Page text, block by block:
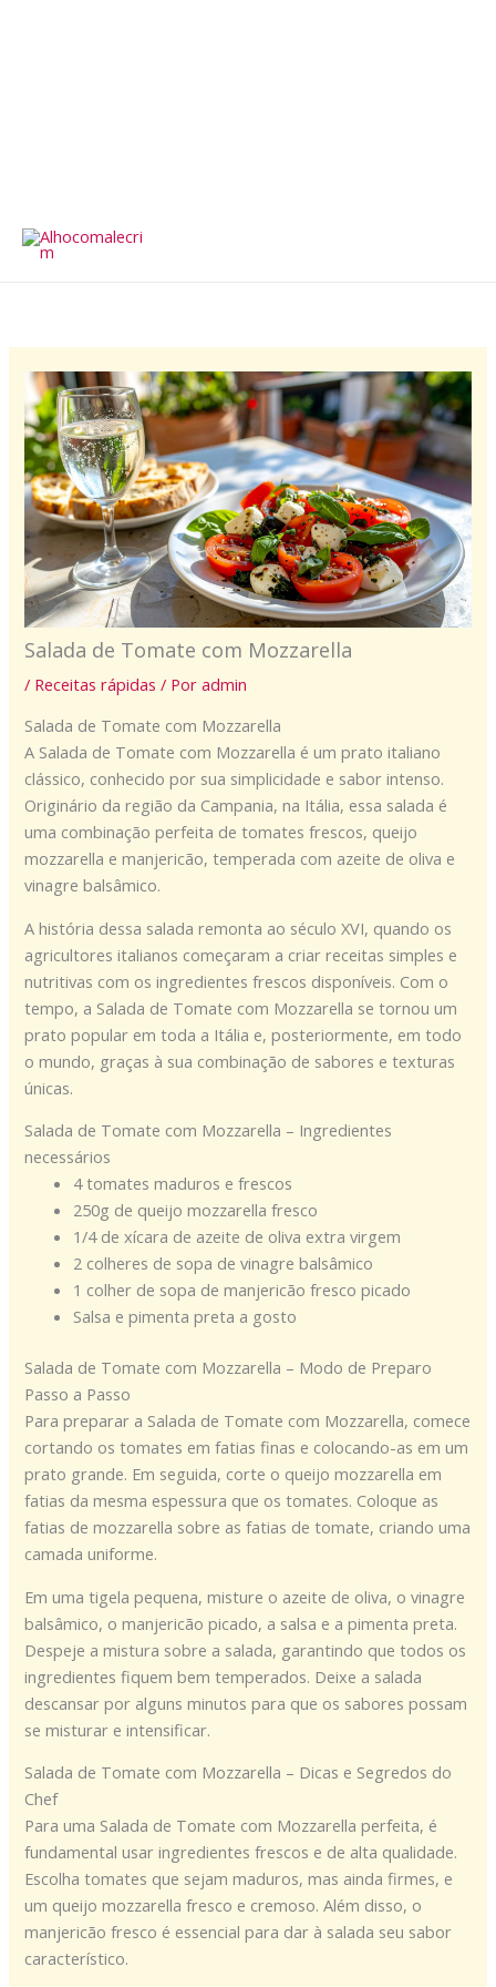
Salada de Tomate com Mozzarella
/ Receitas rápidas / Poradmin
Salada de Tomate com Mozzarella
A Salada de Tomate com Mozzarella é um prato italiano
clássico, conhecido por sua simplicidade e sabor intenso.
Originário da região da Campania, na Itália, essa salada é
uma combinação perfeita de tomates frescos, queijo
mozzarella e manjericão, temperada com azeite de oliva e
vinagre balsâmico.
A história dessa salada remonta ao século XVI, quando os
agricultores italianos começaram a criar receitas simples e
nutritivas com os ingredientes frescos disponíveis. Com o
tempo, a Salada de Tomate com Mozzarella se tornou um
prato popular em toda a Itália e, posteriormente, em todo
o mundo, graças à sua combinação de sabores e texturas
únicas.
Salada de Tomate com Mozzarella – Ingredientes
necessários
4 tomates maduros e frescos
250g de queijo mozzarella fresco
1/4 de xícara de azeite de oliva extra virgem
2 colheres de sopa de vinagre balsâmico
1 colher de sopa de manjericão fresco picado
Salsa e pimenta preta a gosto
Salada de Tomate com Mozzarella – Modo de Preparo
Passo a Passo
Para preparar a Salada de Tomate com Mozzarella, comece
cortando os tomates em fatias finas e colocando-as em um
prato grande. Em seguida, corte o queijo mozzarella em
fatias da mesma espessura que os tomates. Coloque as
fatias de mozzarella sobre as fatias de tomate, criando uma
camada uniforme.
Em uma tigela pequena, misture o azeite de oliva, o vinagre
balsâmico, o manjericão picado, a salsa e a pimenta preta.
Despeje a mistura sobre a salada, garantindo que todos os
ingredientes fiquem bem temperados. Deixe a salada
descansar por alguns minutos para que os sabores possam
se misturar e intensificar.
Salada de Tomate com Mozzarella – Dicas e Segredos do
Chef
Para uma Salada de Tomate com Mozzarella perfeita, é
fundamental usar ingredientes frescos e de alta qualidade.
Escolha tomates que sejam maduros, mas ainda firmes, e
um queijo mozzarella fresco e cremoso. Além disso, o
manjericão fresco é essencial para dar à salada seu sabor
característico.